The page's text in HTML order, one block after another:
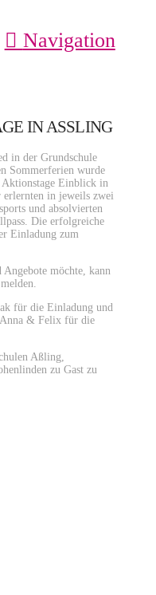
Navigation
IN ASSLING
in der Grundschule
Sommerferien wurde
Einblick in
erlernten in jeweils zwei
und absolvierten
Die erfolgreiche
Einladung zum
möchte, kann
für die Einladung und
& Felix für die
Aßling,
zu Gast zu